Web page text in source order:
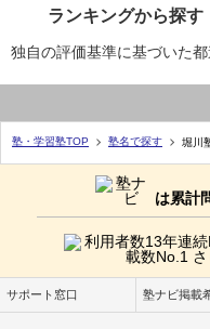
ランキングから探す
独自の評価基準に基づいた
塾・学習塾TOP 塾名で探す 堀川
は累計
サポート窓口 塾ナビ掲載